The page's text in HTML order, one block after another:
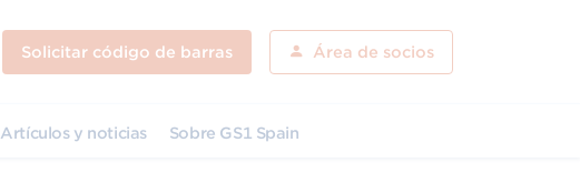
Solicitar código de barras Área de socios
Artículos y noticias Sobre GS1 Spain